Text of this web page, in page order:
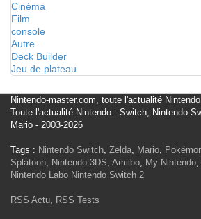
Cinéma
Film
console
Autre
Deck Builder
Jeu de plateau
Nintendo-master.com, toute l'actualité
Toute l'actualité Nintendo : Switch, Nintendo
Mario - 2003-2026
Tags : Nintendo Switch, Zelda, Mario,
Splatoon, Nintendo 3DS, Amiibo, My Nintendo,
Nintendo Labo Nintendo Switch 2
RSS Actu, RSS Tests